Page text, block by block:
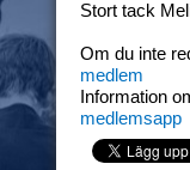
Stort tack
Om du inte
medlem
Information
medlemsapp